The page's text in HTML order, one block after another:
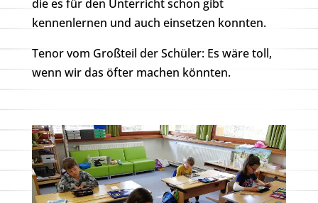
die es für den Unterricht schon gibt
kennenlernen und auch einsetzen konnten.
Tenor vom Großteil der Schüler: Es wäre toll,
wenn wir das öfter machen könnten.